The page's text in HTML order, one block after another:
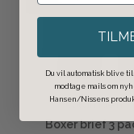
Calvin Klein
Boxer brief 3
Du vil automatisk blive
modtage mails om
Hansen/Nissens